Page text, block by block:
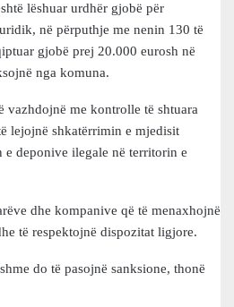
lëshuar urdhër gjobë për
në përputhje me nenin 130 të
gjobë prej 20.000 eurosh në
nga komuna.
vazhdojnë me kontrolle të shtuara
lejojnë shkatërrimin e mjedisit
deponive ilegale në territorin e
dhe kompanive që të menaxhojnë
të respektojnë dispozitat ligjore.
do të pasojnë sanksione, thonë